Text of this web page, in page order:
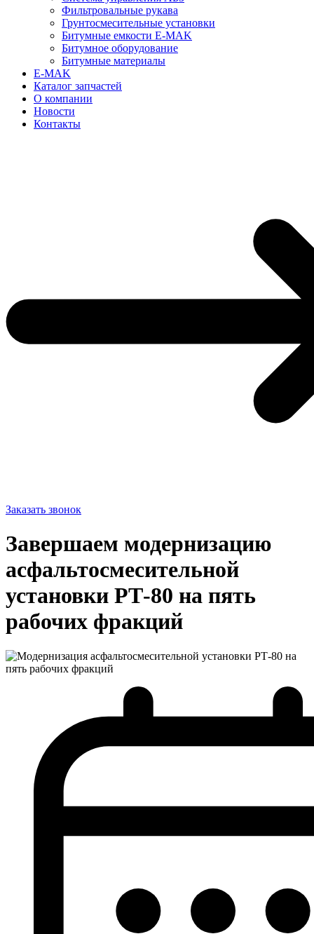
Фильтровальные рукава
Грунтосмесительные установки
Битумные емкости E-MAK
Битумное оборудование
Битумные материалы
E-MAK
Каталог запчастей
О компании
Новости
Контакты
Заказать звонок
Завершаем модернизацию
асфальтосмесительной
установки РТ-80 на пять
рабочих фракций